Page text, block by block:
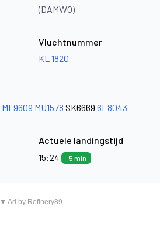
(DAMWO)
Vluchtnummer
KL 1820
MF9609 MU1578 SK6669 6E8043
Actuele landingstijd
15:24
-5 min
▼ Ad by Refinery89